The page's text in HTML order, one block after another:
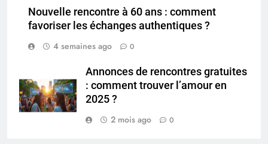
Nouvelle rencontre à 60 ans : comment
favoriser les échanges authentiques ?
4 semaines ago
0
Annonces de rencontres gratuites
: comment trouver l’amour en
2025 ?
2 mois ago
0